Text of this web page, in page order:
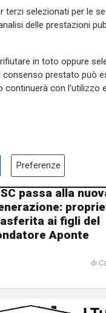
passa alla
ai figli del
Aponte
di
terzi selezionati per le
delle prestazioni
in toto oppure
prestato può
continuerà con l'utilizzo
Preferenze